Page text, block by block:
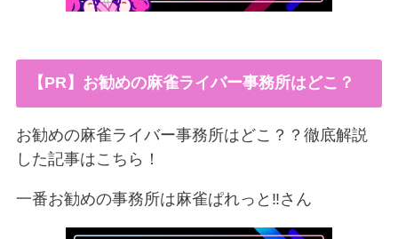
【PR】お勧めの麻雀ライバー事務所はどこ？
お勧めの麻雀ライバー事務所はどこ？？徹底解説
した記事はこちら！
一番お勧めの事務所は麻雀ぱれっと‼︎さん